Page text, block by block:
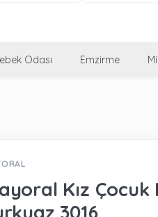
Odası Emzirme
Kız Çocuk
3016